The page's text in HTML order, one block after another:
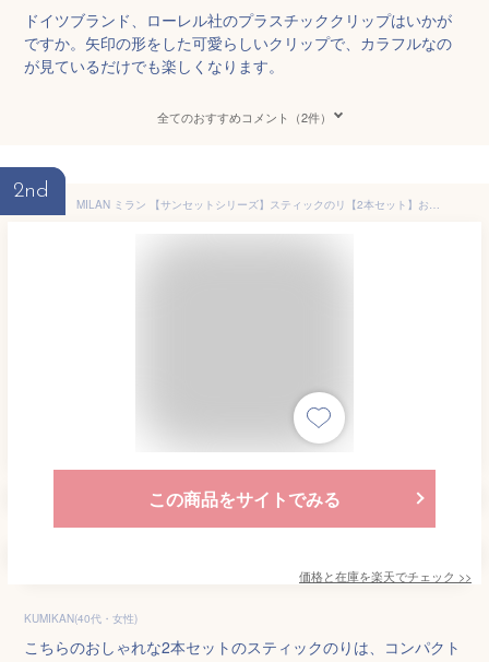
ドイツブランド、ローレル社のプラスチッククリップはいかが
ですか。矢印の形をした可愛らしいクリップで、カラフルなの
が見ているだけでも楽しくなります。
全てのおすすめコメント（2件）
2nd
MILAN ミラン 【サンセットシリーズ】スティックのリ【2本セット】おしゃれ かわいい ヨーロッパ 文房具 文具 のり ノリ ザウィンド 海外 ブランド 可愛い スタイリッシュ シンプル
この商品をサイトでみる
価格と在庫を楽天でチェック >>
KUMIKAN(40代・女性)
こちらのおしゃれな2本セットのスティックのりは、コンパクト